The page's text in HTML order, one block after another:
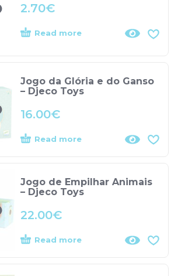
2.70€
Read more
Jogo da Glória e do Ganso
– Djeco Toys
16.00€
Read more
Jogo de Empilhar Animais
– Djeco Toys
22.00€
Read more